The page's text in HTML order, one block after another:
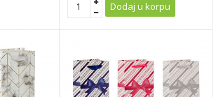
Dodaj u korpu